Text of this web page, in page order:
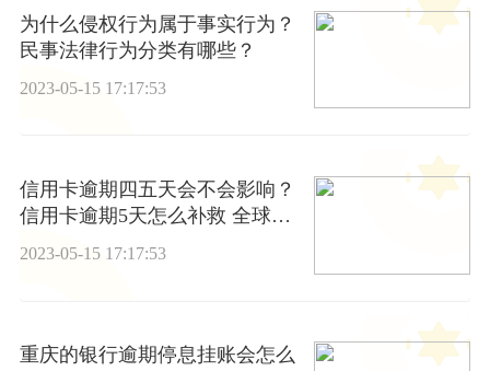
为什么侵权行为属于事实行为？
民事法律行为分类有哪些？
2023-05-15 17:17:53
信用卡逾期四五天会不会影响？
信用卡逾期5天怎么补救 全球看
点
2023-05-15 17:17:53
重庆的银行逾期停息挂账会怎么